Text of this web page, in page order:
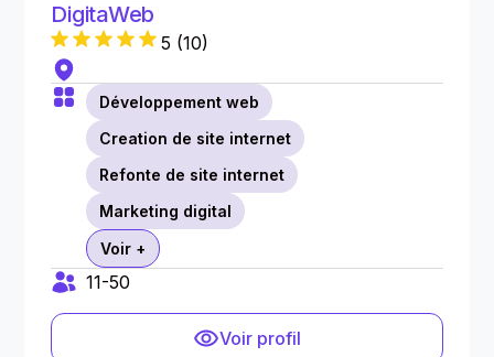
DigitaWeb
5 (10)
Développement web
Creation de site internet
Refonte de site internet
Marketing digital
Voir +
11-50
Voir profil